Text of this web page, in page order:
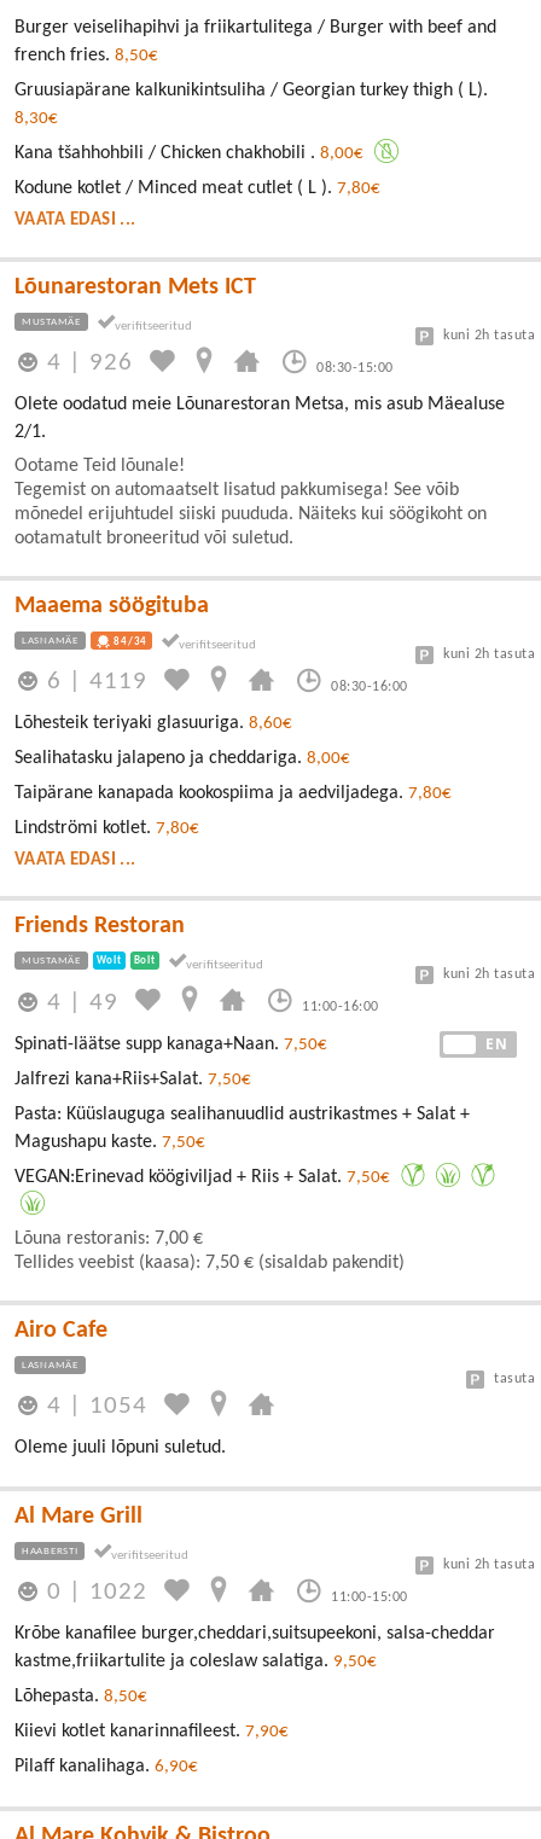
Burger veiselihapihvi ja friikartulitega / Burger with beef and
french fries. 8,50€
Gruusiapärane kalkunikintsuliha / Georgian turkey thigh ( L).
8,30€
Kana tšahhohbili / Chicken chakhobili . 8,00€
Kodune kotlet / Minced meat cutlet ( L ). 7,80€
VAATA EDASI ...
Lõunarestoran Mets ICT
MUSTAMÄE
4 926 08:30-15:00
kuni 2h tasuta
Olete oodatud meie Lõunarestoran Metsa, mis asub Mäealuse
2/1.
Ootame Teid lõunale!
Tegemist on automaatselt lisatud pakkumisega! See võib
mõnedel erijuhtudel siiski puududa. Näiteks kui söögikoht on
ootamatult broneeritud või suletud.
Maaema söögituba
LASNAMÄE 84/34
6 |4119 08:30-16:00
kuni 2h tasuta
Lõhesteik teriyaki glasuuriga. 8,60€
Sealihatasku jalapeno ja cheddariga. 8,00€
Taipärane kanapada kookospiima ja aedviljadega. 7,80€
Lindströmi kotlet. 7,80€
VAATA EDASI ...
Friends Restoran
MUSTAMÄE Wolt Bolt
4 |49 11:00-16:00
kuni 2h tasuta
EN
Spinati-läätse supp kanaga+Naan. 7,50€
Jalfrezi kana+Riis+Salat. 7,50€
Pasta: Küüslauguga sealihanuudlid austrikastmes + Salat +
Magushapu kaste. 7,50€
VEGAN:Erinevad köögiviljad + Riis + Salat. 7,50€
Lõuna restoranis: 7,00 €
Tellides veebist (kaasa): 7,50 € (sisaldab pakendit)
Airo Cafe
LASNAMÄE
4 1054
tasuta
Oleme juuli lõpuni suletud.
Al Mare Grill
HAABERSTI
0 1022 11:00-15:00
kuni 2h tasuta
Krõbe kanafilee burger,cheddari,suitsupeekoni, salsa-cheddar
kastme,friikartulite ja coleslaw salatiga. 9,50€
Lõhepasta. 8,50€
Kiievi kotlet kanarinnafileest. 7,90€
Pilaff kanalihaga. 6,90€